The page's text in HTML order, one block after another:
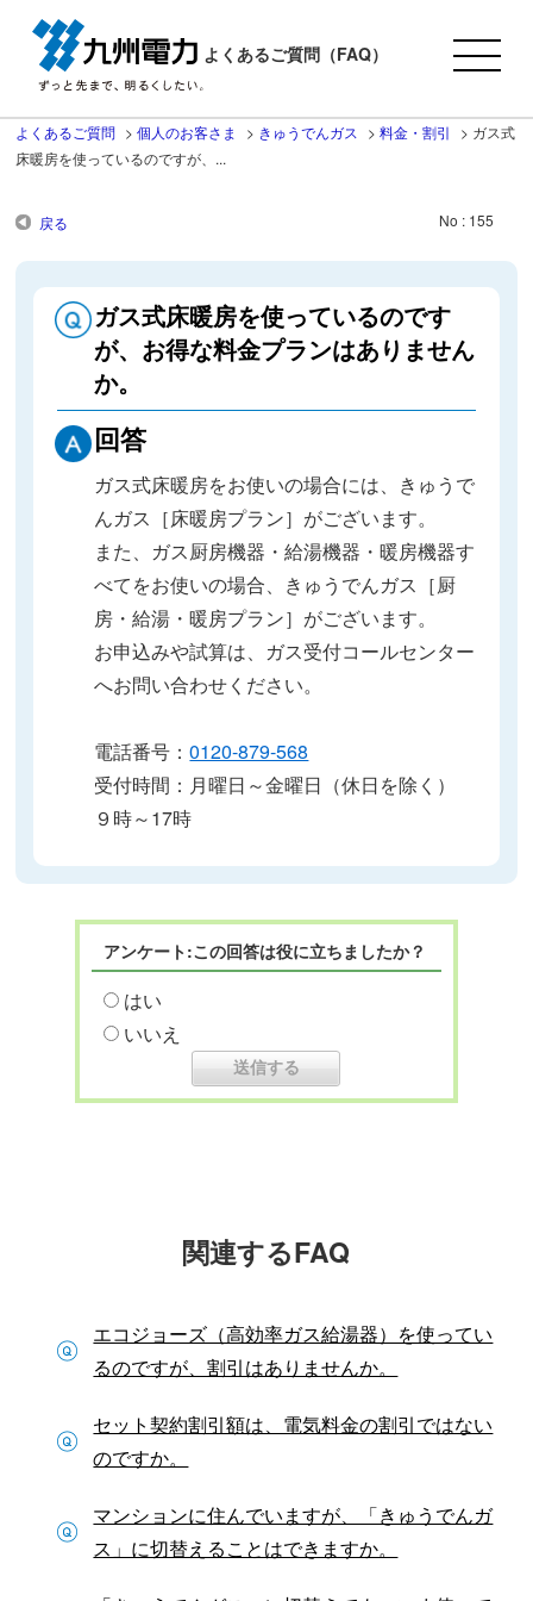
よくあるご質問（FAQ）
よくあるご質問 >個人のお客さま > きゅうでんガス >料金・割引 > ガス式
床暖房を使っているのですが、...
戻る No : 155
ガス式床暖房を使っているのです
が、お得な料金プランはありません
か。
回答
ガス式床暖房をお使いの場合には、きゅうで
んガス［床暖房プラン］がございます。
また、ガス厨房機器・給湯機器・暖房機器す
べてをお使いの場合、きゅうでんガス［厨
房・給湯・暖房プラン］がございます。
お申込みや試算は、ガス受付コールセンター
へお問い合わせください。
電話番号：0120-879-568
受付時間：月曜日～金曜日（休日を除く）
９時～17時
アンケート:この回答は役に立ちましたか？
はい
いいえ
関連するFAQ
エコジョーズ（高効率ガス給湯器）を使ってい
るのですが、割引はありませんか。
セット契約割引額は、電気料金の割引ではない
のですか。
マンションに住んでいますが、「きゅうでんガ
ス」に切替えることはできますか。